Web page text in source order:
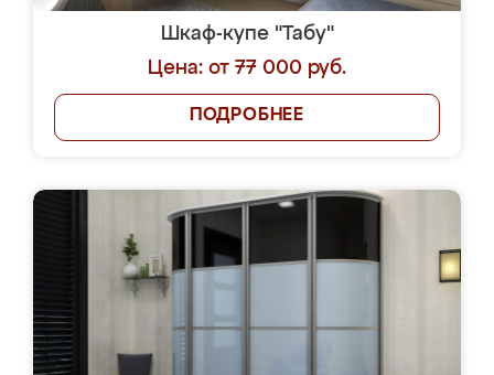
Шкаф-купе "Табу"
Цена: от 77 000 руб.
ПОДРОБНЕЕ